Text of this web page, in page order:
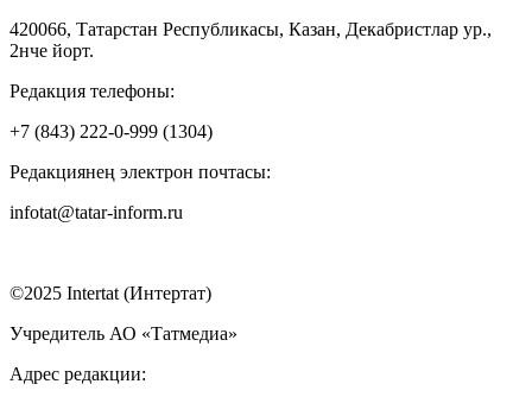
420066, Татарстан Республикасы, Казан, Декабристлар ур.,
2нче йорт.
Редакция телефоны:
+7 (843) 222-0-999 (1304)
Редакциянең электрон почтасы:
infotat@tatar-inform.ru
©2025 Intertat (Интертат)
Учредитель АО «Татмедиа»
Адрес редакции: